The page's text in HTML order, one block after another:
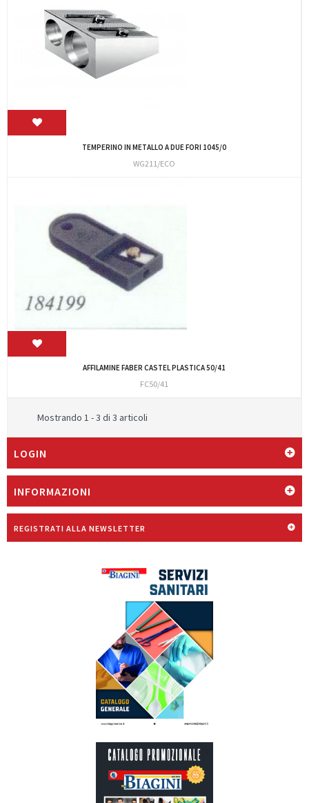
TEMPERINO IN METALLO A DUE FORI 1045/0
WG211/ECO
AFFILAMINE FABER CASTEL PLASTICA 50/41
FC50/41
Mostrando 1 - 3 di 3 articoli
LOGIN
INFORMAZIONI
REGISTRATI ALLA NEWSLETTER